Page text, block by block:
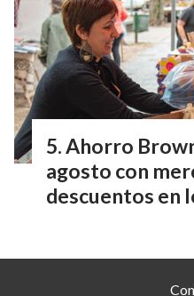
Ahorro
agosto con
descuentos en